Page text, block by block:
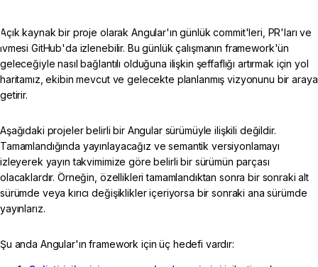
Açık kaynak bir proje olarak Angular'ın günlük commit'leri, PR'ları ve
ivmesi GitHub'da izlenebilir. Bu günlük çalışmanın framework'ün
geleceğiyle nasıl bağlantılı olduğuna ilişkin şeffaflığı artırmak için yol
haritamız, ekibin mevcut ve gelecekte planlanmış vizyonunu bir araya
getirir.
Aşağıdaki projeler belirli bir Angular sürümüyle ilişkili değildir.
Tamamlandığında yayınlayacağız ve semantik versiyonlamayı
izleyerek yayın takvimimize göre belirli bir sürümün parçası
olacaklardır. Örneğin, özellikleri tamamlandıktan sonra bir sonraki alt
sürümde veya kırıcı değişiklikler içeriyorsa bir sonraki ana sürümde
yayınlarız.
Şu anda Angular'ın framework için üç hedefi vardır: